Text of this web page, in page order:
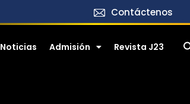
Contáctenos
Noticias ​​Admisión Revista J23